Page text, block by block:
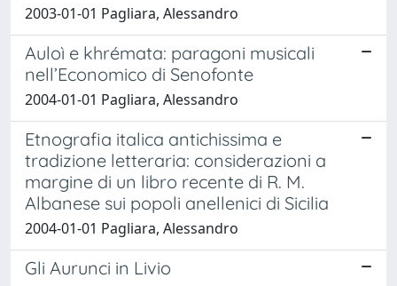
2003-01-01 Pagliara, Alessandro
Auloì e khrémata: paragoni musicali
nell’Economico di Senofonte
2004-01-01 Pagliara, Alessandro
Etnografia italica antichissima e
tradizione letteraria: considerazioni a
margine di un libro recente di R. M.
Albanese sui popoli anellenici di Sicilia
2004-01-01 Pagliara, Alessandro
Gli Aurunci in Livio